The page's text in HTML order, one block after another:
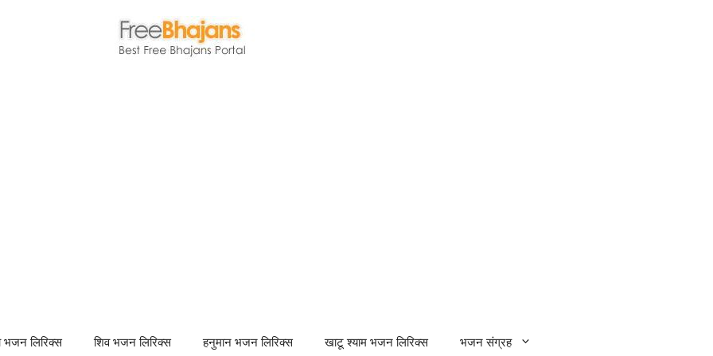
भजन लिरिक्स शिव भजन लिरिक्स हनुमान भजन लिरिक्स खाटू श्याम भजन लिरिक्स भजन संग्रह